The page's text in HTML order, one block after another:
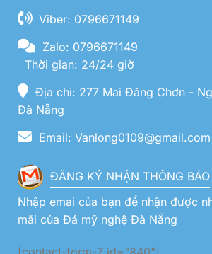
Viber: 0796671149
Zalo: 0796671149
Thời gian: 24/24 giờ
Địa chỉ: 277 Mai Đăng Chơn -
Đà Nẵng
Email: Vanlong0109@gmail.com
ĐĂNG KÝ NHẬN THÔNG BÁO
Nhập emai của bạn để nhận được
mãi của Đá mỹ nghệ Đà Nẵng